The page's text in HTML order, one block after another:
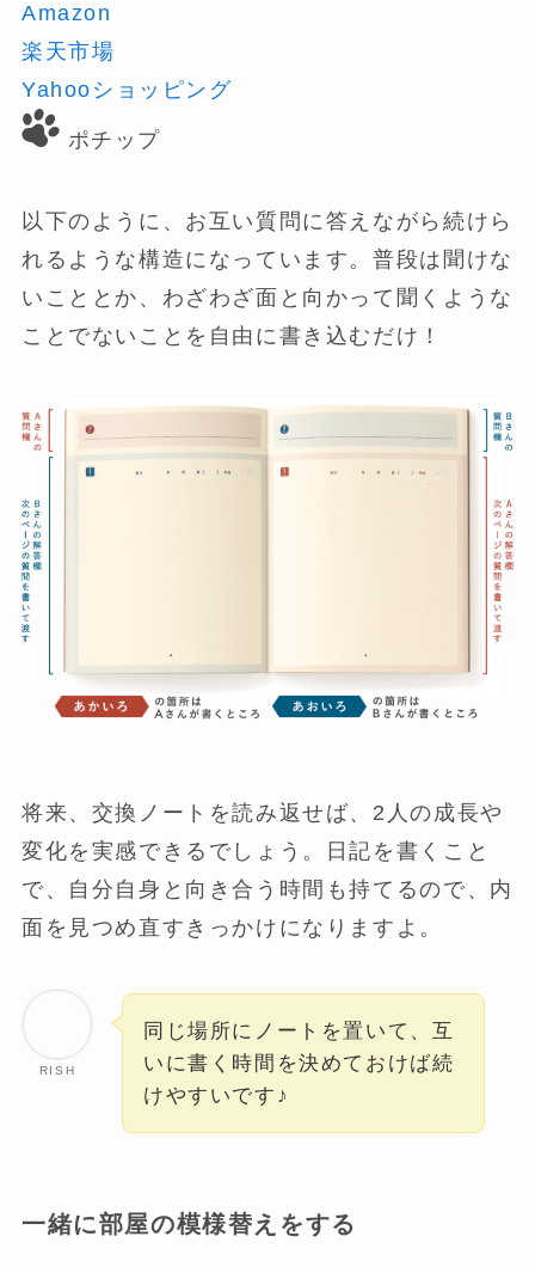
Amazon
楽天市場
Yahooショッピング
ポチップ
以下のように、お互い質問に答えながら続けら
れるような構造になっています。普段は聞けな
いこととか、わざわざ面と向かって聞くような
ことでないことを自由に書き込むだけ！
将来、交換ノートを読み返せば、2人の成長や
変化を実感できるでしょう。日記を書くこと
で、自分自身と向き合う時間も持てるので、内
面を見つめ直すきっかけになりますよ。
RISH
同じ場所にノートを置いて、互
いに書く時間を決めておけば続
けやすいです♪
一緒に部屋の模様替えをする